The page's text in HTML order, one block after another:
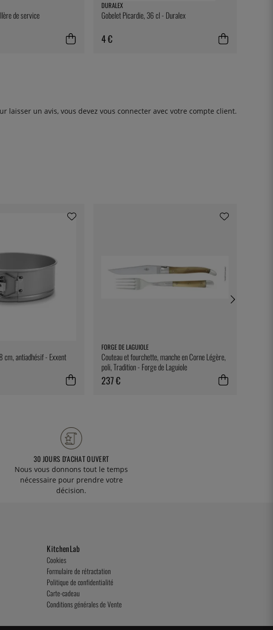
de service
DURALEX
Gobelet Picardie, 36 cl - Duralex
4 €
laisser un avis, vous devez vous connecter avec votre compte client.
cm, antiadhésif - Exxent
FORGE DE LAGUIOLE
Couteau et fourchette, manche en Corne Légère,
poli, Tradition - Forge de Laguiole
237 €
30 JOURS D'ACHAT OUVERT
Nous vous donnons tout le temps
nécessaire pour prendre votre
décision.
KitchenLab
Cookies
Formulaire de rétractation
Politique de confidentialité
Carte-cadeau
Conditions générales de Vente